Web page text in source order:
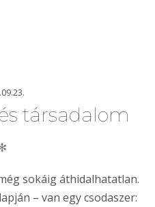
társadalom
sokáig áthidalhatatlan.
– van egy csodaszer: